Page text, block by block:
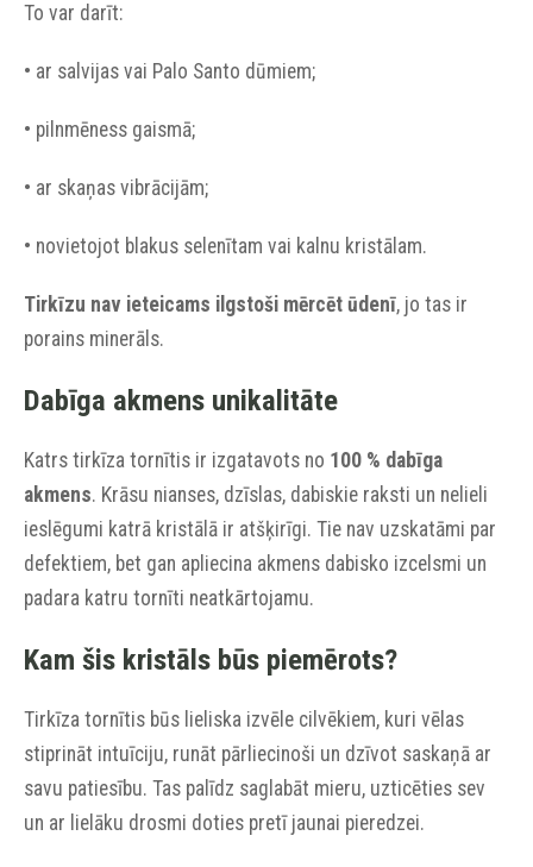
To var darīt:
• ar salvijas vai Palo Santo dūmiem;
• pilnmēness gaismā;
• ar skaņas vibrācijām;
• novietojot blakus selenītam vai kalnu kristālam.
Tirkīzu nav ieteicams ilgstoši mērcēt ūdenī, jo tas ir
porains minerāls.
Dabīga akmens unikalitāte
Katrs tirkīza tornītis ir izgatavots no 100 % dabīga
akmens. Krāsu nianses, dzīslas, dabiskie raksti un nelieli
ieslēgumi katrā kristālā ir atšķirīgi. Tie nav uzskatāmi par
defektiem, bet gan apliecina akmens dabisko izcelsmi un
padara katru tornīti neatkārtojamu.
Kam šis kristāls būs piemērots?
Tirkīza tornītis būs lieliska izvēle cilvēkiem, kuri vēlas
stiprināt intuīciju, runāt pārliecinoši un dzīvot saskaņā ar
savu patiesību. Tas palīdz saglabāt mieru, uzticēties sev
un ar lielāku drosmi doties pretī jaunai pieredzei.